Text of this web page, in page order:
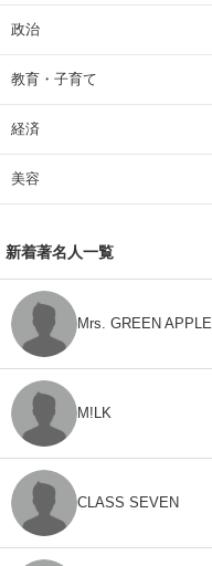
政治
教育・子育て
経済
美容
新着著名人一覧
Mrs. GREEN APPLE
M!LK
CLASS SEVEN